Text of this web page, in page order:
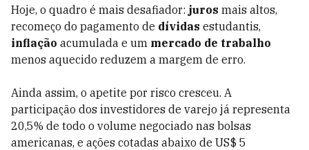
Hoje, o quadro é mais desafiador: juros mais altos,
recomeço do pagamento de dívidas estudantis,
inflação acumulada e um mercado de trabalho
menos aquecido reduzem a margem de erro.
Ainda assim, o apetite por risco cresceu. A
participação dos investidores de varejo já representa
20,5% de todo o volume negociado nas bolsas
americanas, e ações cotadas abaixo de US$ 5